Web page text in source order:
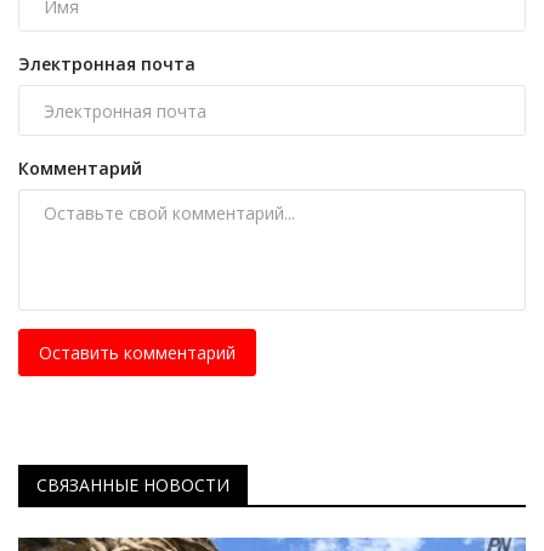
Электронная почта
Комментарий
Оставить комментарий
СВЯЗАННЫЕ НОВОСТИ